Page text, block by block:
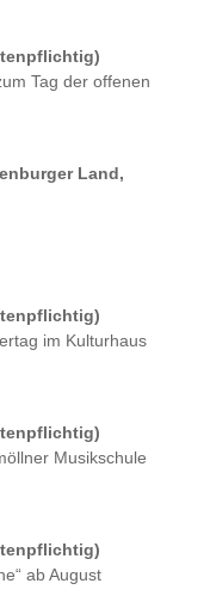
Tag der offenen
Land,
im Kulturhaus
Musikschule
ab August